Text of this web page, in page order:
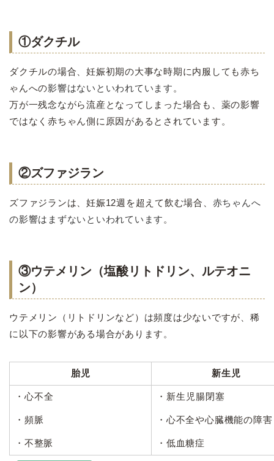
①ダクチル
ダクチルの場合、妊娠初期の大事な時期に内服しても赤ち
ゃんへの影響はないといわれています 。
万が一残念ながら流産となってしまった場合も、薬の影響
ではなく赤ちゃん側に原因があるとされています。
②ズファジラン
ズファジランは、妊娠12週を超えて飲む場合、 赤ちゃんへ
の影響はまずないといわれています 。
③ウテメリン（塩酸リトドリン、ルテオニ
ン）
ウテメリン（リトドリンなど）は頻度は少ないですが、稀
に以下の影響がある場合があります。
胎児 新生児
・心不全
・頻脈
・不整脈
・新生児腸閉塞
・心不全や心臓機能の障害
・低血糖症